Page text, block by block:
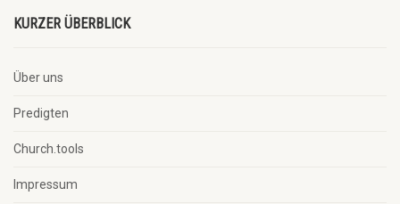
KURZER ÜBERBLICK
Über uns
Predigten
Church.tools
Impressum